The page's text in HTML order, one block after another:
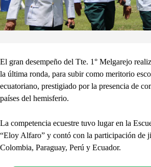
El gran desempeño del Tte. 1° Melgarejo
la última ronda, para subir como meritorio
ecuatoriano, prestigiado por la presencia de
países del hemisferio.
La competencia ecuestre tuvo lugar en la
“Eloy Alfaro” y contó con la participación de
Colombia, Paraguay, Perú y Ecuador.